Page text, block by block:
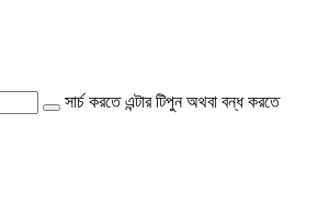
সার্চ করতে এন্টার টিপুন অথবা বন্ধ করতে